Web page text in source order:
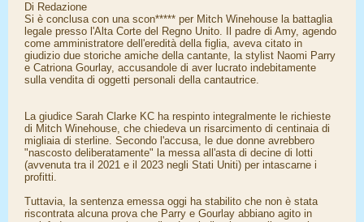
Di Redazione
Si è conclusa con una scon***** per Mitch Winehouse la battaglia
legale presso l'Alta Corte del Regno Unito. Il padre di Amy, agendo
come amministratore dell'eredità della figlia, aveva citato in
giudizio due storiche amiche della cantante, la stylist Naomi Parry
e Catriona Gourlay, accusandole di aver lucrato indebitamente
sulla vendita di oggetti personali della cantautrice.
La giudice Sarah Clarke KC ha respinto integralmente le richieste
di Mitch Winehouse, che chiedeva un risarcimento di centinaia di
migliaia di sterline. Secondo l'accusa, le due donne avrebbero
"nascosto deliberatamente" la messa all'asta di decine di lotti
(avvenuta tra il 2021 e il 2023 negli Stati Uniti) per intascarne i
profitti.
Tuttavia, la sentenza emessa oggi ha stabilito che non è stata
riscontrata alcuna prova che Parry e Gourlay abbiano agito in